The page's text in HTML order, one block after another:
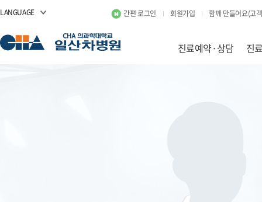
LANGUAGE 간편 로그인 회원가입 함께 만들어요(고
진료예약·상담 진